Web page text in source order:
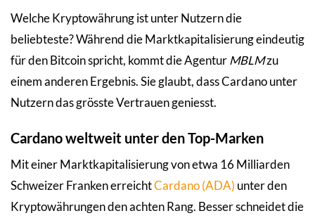
Welche Kryptowährung ist unter Nutzern die
beliebteste? Während die Marktkapitalisierung eindeutig
für den Bitcoin spricht, kommt die AgenturMBLMzu
einem anderen Ergebnis. Sie glaubt, dass Cardano unter
Nutzern das grösste Vertrauen geniesst.
Cardano weltweit unter den Top-Marken
Mit einer Marktkapitalisierung von etwa 16 Milliarden
Schweizer Franken erreichtCardano (ADA) unter den
Kryptowährungen den achten Rang. Besser schneidet die